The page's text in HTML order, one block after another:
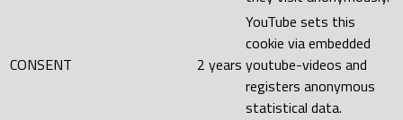
CONSENT 2 years
YouTube sets this
cookie via embedded
youtube-videos and
registers anonymous
statistical data.